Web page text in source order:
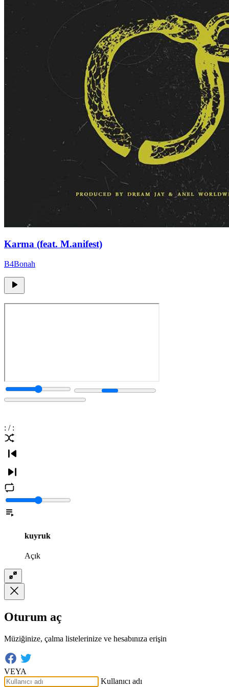
Karma (feat. M.anifest)
B4Bonah
: / :
kuyruk
Açık
Oturum aç
Müziğinize, çalma listelerinize ve hesabınıza erişin
VEYA
Kullanıcı adı